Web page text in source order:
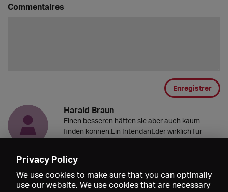
Commentaires
Enregistrer
Harald Braun
Einen besseren hätten sie aber auch kaum
finden können.Ein Intendant,der wirklich für
Privacy Policy
We use cookies to make sure that you can optimally
use our website. We use cookies that are necessary